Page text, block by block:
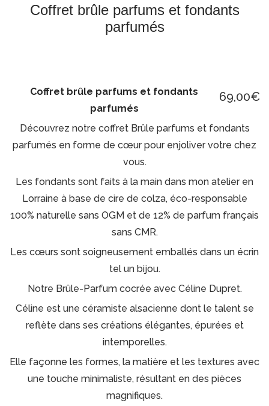
Coffret brûle parfums et fondants
parfumés
69,00€
Coffret brûle parfums et fondants
parfumés
Découvrez notre coffret Brûle parfums et fondants
parfumés en forme de cœur pour enjoliver votre chez
vous.
Les fondants sont faits à la main dans mon atelier en
Lorraine à base de cire de colza, éco-responsable
100% naturelle sans OGM et de 12% de parfum français
sans CMR.
Les cœurs sont soigneusement emballés dans un écrin
tel un bijou.
Notre Brûle-Parfum cocrée avec Céline Dupret.
Céline est une céramiste alsacienne dont le talent se
reflète dans ses créations élégantes, épurées et
intemporelles.
Elle façonne les formes, la matière et les textures avec
une touche minimaliste, résultant en des pièces
magnifiques.